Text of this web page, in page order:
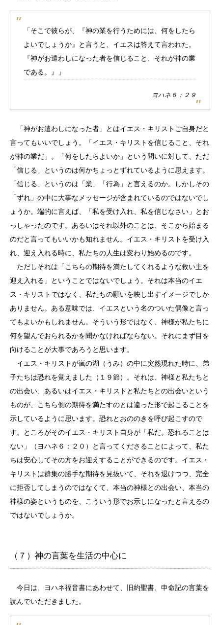
「そこで彼らが、『神の業を行うためには、何をしたら
よいでしょうか』と言うと、イエスは答えて言われた。
『神がお遣わしになった者を信じること、それが神の業
である。』」
ヨハネ６：２９
「神がお遣わしになった者」とはイエス・キリストご自身だと
言ってもいいでしょう。「イエス・キリストを信じること、それ
が神の業だ」。「何をしたらよいか」という問いに対して、ただ
「信じる」というのは何かちょっとずれているように思えます。
「信じる」というのは「業」「行為」と言えるのか。しかしその
「ずれ」の中に大事なメッセージが含まれているのではないでし
ょうか。端的に言えば、「私を受け入れ、私を信じなさい」とお
っしゃったのです。あるいはそれ以外のことは、そこから始まる
のだと言ってもいいかも知れません。イエス・キリストを受け入
れ、迎え入れる時に、私たちの人生は変わり始めるのです。
ただしそれは「こちらの期待を満たしてくれるような救い主を
迎え入れる」ということではないでしょう。それは本当のイエ
ス・キリストではなく、私たちの願いを映し出すイメージでしか
ありません。ある意味では、イエスという名のついた偶像と言っ
てもよいかもしれません。そういう形ではなく、神様が私たちに
何を望んでおられるかを聞かなければならない。それにまず目を
向けることが大事であろうと思います。
イエス・キリストが嵐の湖（うみ）の中に突然現れた時に、弟
子たちは恐れを覚えました（１９節）。それは、神様と私たちと
の出会い、あるいはイエス・キリストと私たちとの出会いという
ものが、こちら側の期待を満たすのとは違った形で起こることを
示しているように思います。恐れとおののきを呼び起こすので
す。ところがそのイエス・キリスト自身が「私だ。恐れることは
ない」（ヨハネ６：２０）と言ってくださることによって、私た
ちは安心してその方をお迎えすることができるのです。イエス・
キリストは群集の勝手な期待を見抜いて、それを退けつつ、完全
に拒否してしまうのではなくて、本当の神様との出会い、本当の
神様の姿というものを、こういう形でお示しになったと言えるの
ではないでしょうか。
（７）神の言葉を生活の中心に
今日は、ヨハネ福音書にあわせて、旧約聖書、申命記の言葉を
読んでいただきました。